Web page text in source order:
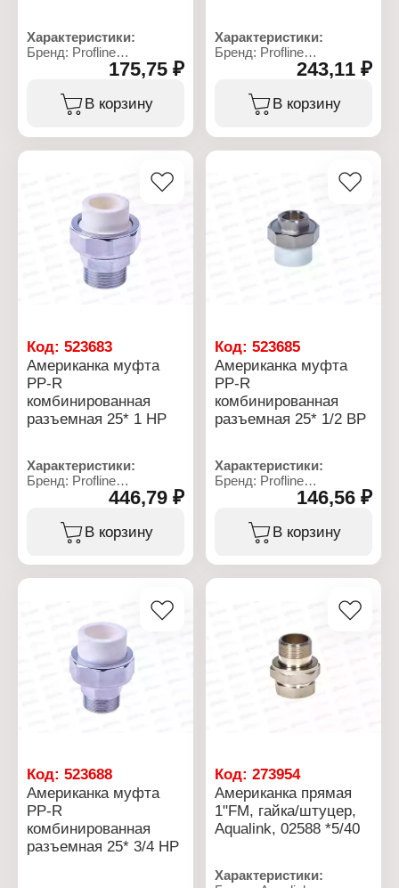
Характеристики:
Бренд: Profline
Тип товара: Муфта
Вариация: Американка
Вид: комбинированная
Конструкция: разъемная
Резьбовое соединение:
Материал: латунь,
полипропилен
Максимальное
давление: 25 бар
175,75 ₽
В корзину
Характеристики:
Бренд: Profline
Тип товара: Муфта
Вариация: Американка
Вид: комбинированная
Конструкция: разъемная
Резьбовое соединение:
полипропилен
Максимальное
давление: 25 бар
243,11 ₽
В корзину
Код: 523683
Американка муфта
PP-R
комбинированная
разъемная 25* 1 НР
Характеристики:
Бренд: Profline
Тип товара: Муфта
Вариация: Американка
Вид: комбинированная
Конструкция: разъемная
Резьбовое соединение:
Материал: латунь,
полипропилен
Максимальное
давление: 25 бар
446,79 ₽
В корзину
Код:523685
Американка муфта
PP-R
комбинированная
разъемная 25* 1/2 ВР
Характеристики:
Бренд: Profline
Тип товара: Муфта
Вариация: Американка
Вид: комбинированная
Конструкция: разъемная
Резьбовое соединение:
Материал: латунь,
полипропилен
Максимальное
давление: 25 бар
146,56 ₽
В корзину
Код: 523688
Американка муфта
PP-R
комбинированная
разъемная 25* 3/4 НР
Код:273954
Американка прямая
1"FM, гайка/штуцер,
Aqualink, 02588 *5/40
Характеристики: